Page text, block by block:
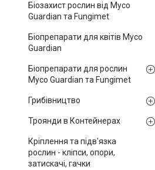
Біозахист рослин від Myco
Guardian та Fungimet
Біопрепарати для квітів Myco
Guardian
Біопрепарати для рослин
Myco Guardian та Fungimet
Грибівництво
Троянди в Контейнерах
Кріплення та підв'язка
рослин - кліпси, опори,
затискачі, гачки